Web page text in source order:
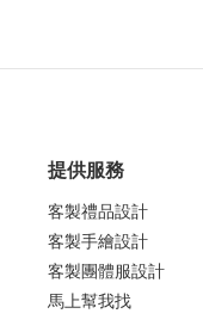
提供服務
客製禮品設計
客製手繪設計
客製團體服設計
馬上幫我找